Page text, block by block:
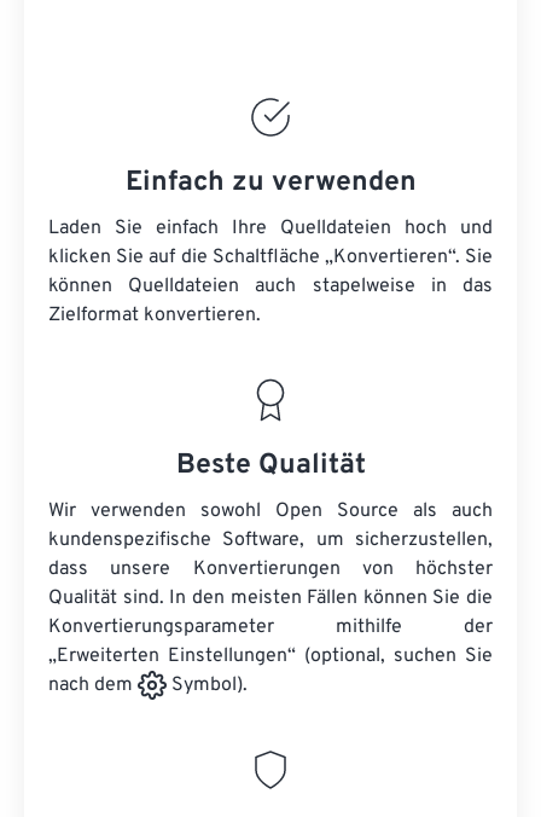
Einfach zu verwenden
Laden Sie einfach Ihre Quelldateien hoch und
klicken Sie auf die Schaltfläche „Konvertieren“. Sie
können Quelldateien auch stapelweise in das
Zielformat konvertieren.
Beste Qualität
Wir verwenden sowohl Open Source als auch
kundenspezifische Software, um sicherzustellen,
dass unsere Konvertierungen von höchster
Qualität sind. In den meisten Fällen können Sie die
Konvertierungsparameter mithilfe der
„Erweiterten Einstellungen“ (optional, suchen Sie
nach dem
Symbol).